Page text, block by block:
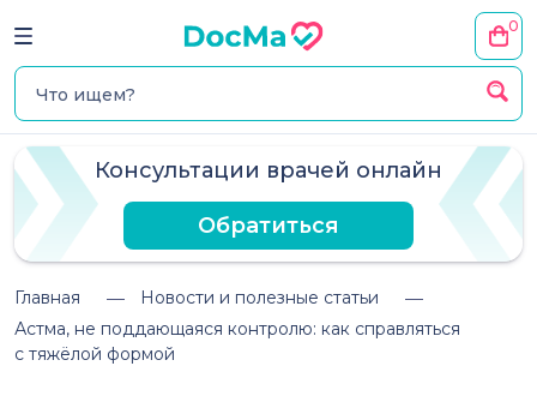
0
Консультации врачей онлайн
Обратиться
Главная
Новости и полезные статьи
Астма, не поддающаяся контролю: как справляться
с тяжёлой формой